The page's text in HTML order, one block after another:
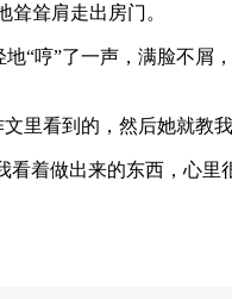
耸肩走出房门。
哼”了一声，满脸不屑
看到的，然后她就教
着做出来的东西，心里